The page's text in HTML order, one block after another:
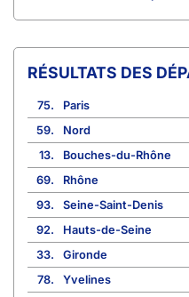
RÉSULTATS DES
75.
Paris
59.
Nord
13.
Bouches-du-Rhône
69.
Rhône
93.
Seine-Saint-Denis
92.
Hauts-de-Seine
33.
Gironde
78.
Yvelines